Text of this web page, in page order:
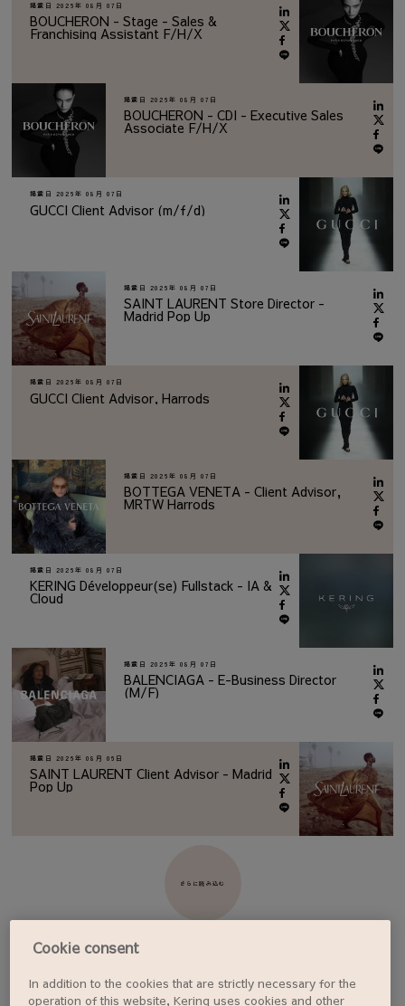
掲載日 2026年 08月 07日
BOUCHERON - Stage - Sales &
Franchising Assistant F/H/X
掲載日 2026年 08月 07日
BOUCHERON - CDI - Executive Sales
Associate F/H/X
掲載日 2026年 08月 07日
GUCCI Client Advisor (m/f/d)
掲載日 2026年 08月 07日
SAINT LAURENT Store Director -
Madrid Pop Up
掲載日 2026年 08月 07日
GUCCI Client Advisor, Harrods
掲載日 2026年 08月 07日
BOTTEGA VENETA - Client Advisor,
MRTW Harrods
掲載日 2026年 08月 07日
KERING Développeur(se) Fullstack - IA &
Cloud
掲載日 2026年 08月 07日
BALENCIAGA - E-Business Director
(M/F)
掲載日 2026年 08月 06日
SAINT LAURENT Client Advisor - Madrid
Pop Up
さらに読み込む
ジョブアラートを設定する
Cookie consent
In addition to the cookies that are strictly necessary for the
operation of this website, Kering uses cookies and other